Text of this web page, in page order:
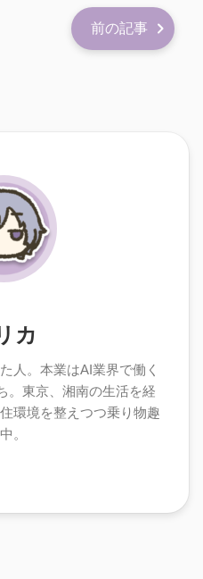
前の記事
カ
人。本業はAI業界で働く
。東京、湘南の生活を経
環境を整えつつ乗り物趣
。